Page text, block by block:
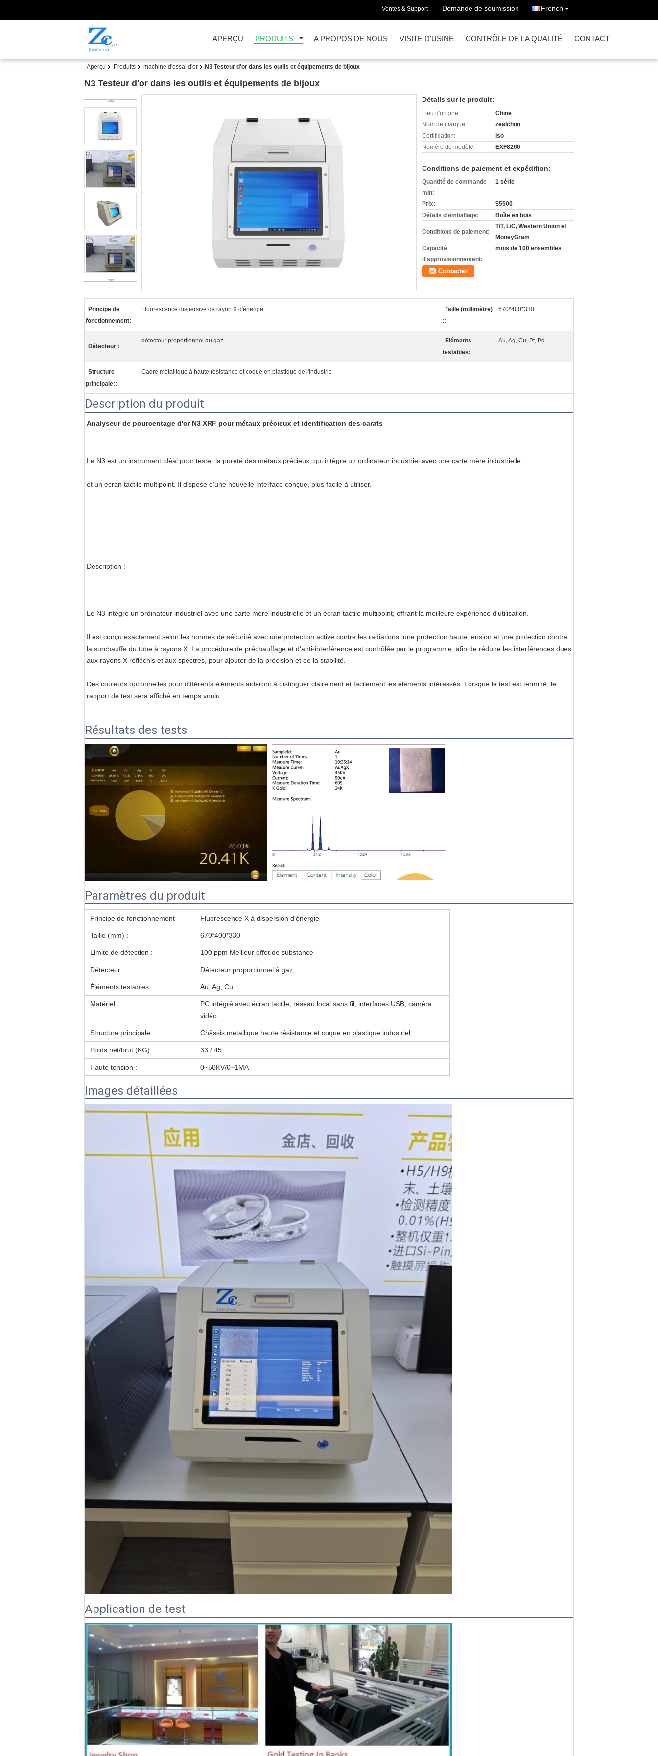
Ventes & Support : Demande de soumission French
APERÇU PRODUITS A PROPOS DE NOUS VISITE D'USINE CONTRÔLE DE LA QUALITÉ CONTACT
Aperçu Produits machine d'essai d'or N3 Testeur d'or dans les outils et équipements de bijoux
N3 Testeur d'or dans les outils et équipements de bijoux
Détails sur le produit:
Lieu d'origine:
Chine
Nom de marque:
zealchon
Certification:
iso
Numéro de modèle:
EXF8200
Conditions de paiement et expédition:
Quantité de commande
min:
1 série
Prix:
$5500
Détails d'emballage:
Boîte en bois
Conditions de paiement:
T/T, L/C, Western Union et
MoneyGram
Capacité
d'approvisionnement:
mois de 100 ensembles
Contactez
Principe de
fonctionnement:
Fluorescence dispersive de rayon X d'énergie
Taille (millimètre)
::
670*400*330
Détecteur::
détecteur proportionnel au gaz
Éléments
testables:
Au, Ag, Cu, Pt, Pd
Structure
principale::
Cadre métallique à haute résistance et coque en plastique de l'industrie
Description du produit
Analyseur de pourcentage d'or N3 XRF pour métaux précieux et identification des carats
Le N3 est un instrument idéal pour tester la pureté des métaux précieux, qui intègre un ordinateur industriel avec une carte mère industrielle
et un écran tactile multipoint. Il dispose d'une nouvelle interface conçue, plus facile à utiliser.
Description :
Le N3 intègre un ordinateur industriel avec une carte mère industrielle et un écran tactile multipoint, offrant la meilleure expérience d'utilisation.
Il est conçu exactement selon les normes de sécurité avec une protection active contre les radiations, une protection haute tension et une protection contre
la surchauffe du tube à rayons X. La procédure de préchauffage et d'anti-interférence est contrôlée par le programme, afin de réduire les interférences dues
aux rayons X réfléchis et aux spectres, pour ajouter de la précision et de la stabilité.
Des couleurs optionnelles pour différents éléments aideront à distinguer clairement et facilement les éléments intéressés. Lorsque le test est terminé, le
rapport de test sera affiché en temps voulu.
Résultats des tests
Paramètres du produit
Principe de fonctionnement Fluorescence X à dispersion d'énergie
Taille (mm) : 670*400*330
Limite de détection : 100 ppm Meilleur effet de substance
Détecteur : Détecteur proportionnel à gaz
Éléments testables Au, Ag, Cu
Matériel
PC intégré avec écran tactile, réseau local sans fil, interfaces USB, caméra
vidéo
Structure principale : Châssis métallique haute résistance et coque en plastique industriel
Poids net/brut (KG) : 33 / 45
Haute tension : 0~50KV/0~1MA
Images détaillées
Application de test